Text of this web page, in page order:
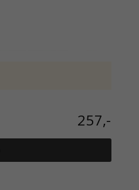
257,-